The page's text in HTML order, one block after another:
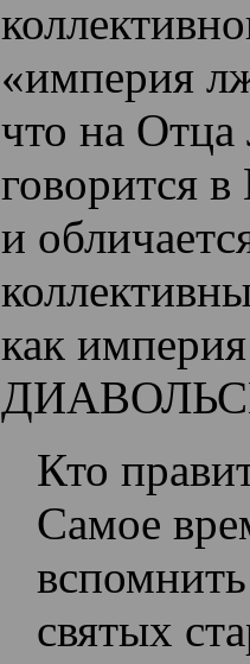
«империя
что на
говорится
и
как империя
Кто
Самое
святых